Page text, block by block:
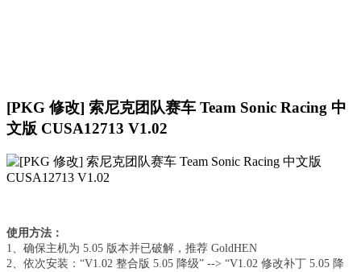
[PKG 修改] 索尼克团队赛车 Team Sonic Racing 中
文版 CUSA12713 V1.02
使用方法：
1、确保主机为 5.05 版本并已破解，推荐 GoldHEN
2、依次安装：“V1.02 整合版 5.05 降级” --> “V1.02 修改补丁 5.05 降